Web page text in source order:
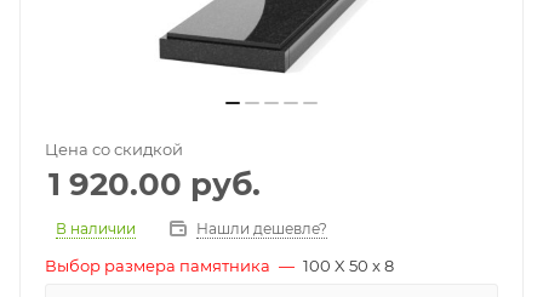
Цена со скидкой
1 920.00 руб.
В наличии Нашли дешевле?
Выбор размера памятника — 100 X 50 x 8